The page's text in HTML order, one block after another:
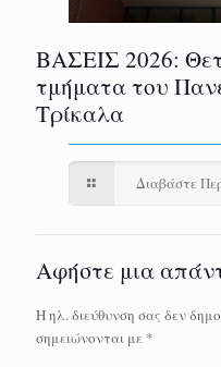
ΒΑΣΕΙΣ 2026:
τμήματα του
Τρίκαλα
Διαβάστε
Αφήστε μια
Η ηλ. διεύθυνση σας δεν
σημειώνονται με *